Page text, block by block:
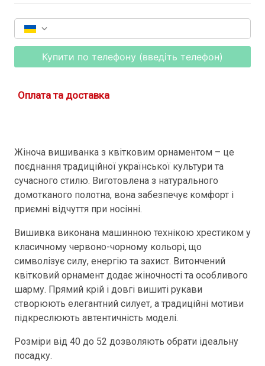
Купити по телефону (введіть телефон)
Оплата та доставка
Жіноча вишиванка з квітковим орнаментом – це
поєднання традиційної української культури та
сучасного стилю. Виготовлена з натурального
домотканого полотна, вона забезпечує комфорт і
приємні відчуття при носінні.
Вишивка виконана машинною технікою хрестиком у
класичному червоно-чорному кольорі, що
символізує силу, енергію та захист. Витончений
квітковий орнамент додає жіночності та особливого
шарму. Прямий крій і довгі вишиті рукави
створюють елегантний силует, а традиційні мотиви
підкреслюють автентичність моделі.
Розміри від 40 до 52 дозволяють обрати ідеальну
посадку.